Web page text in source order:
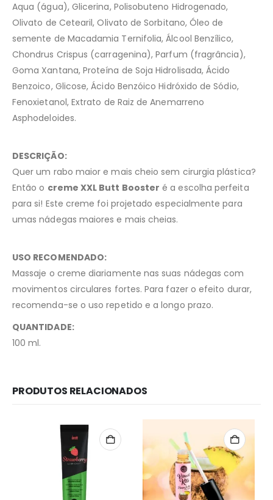
Aqua (água), Glicerina, Polisobuteno Hidrogenado,
Olivato de Cetearil, Olivato de Sorbitano, Óleo de
semente de Macadamia Ternifolia, Álcool Benzílico,
Chondrus Crispus (carragenina), Parfum (fragrância),
Goma Xantana, Proteína de Soja Hidrolisada, Ácido
Benzoico, Glicose, Ácido Benzóico Hidróxido de Sódio,
Fenoxietanol, Extrato de Raiz de Anemarreno
Asphodeloides.
DESCRIÇÃO:
Quer um rabo maior e mais cheio sem cirurgia plástica?
Então o creme XXL Butt Booster é a escolha perfeita
para si! Este creme foi projetado especialmente para
umas nádegas maiores e mais cheias.
USO RECOMENDADO:
Massaje o creme diariamente nas suas nádegas com
movimentos circulares fortes. Para fazer o efeito durar,
recomenda-se o uso repetido e a longo prazo.
QUANTIDADE:
100 ml.
PRODUTOS RELACIONADOS
Redes Sociais